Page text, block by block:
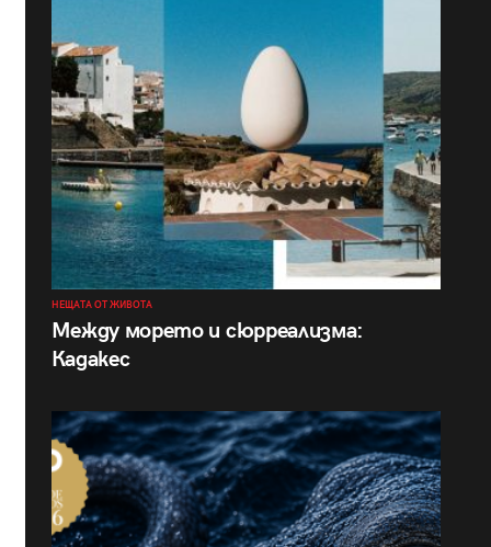
НЕЩАТА ОТ ЖИВОТА
Между морето и сюрреализма:
Кадакес